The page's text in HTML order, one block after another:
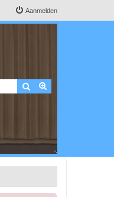
Aanmelden
Zoek